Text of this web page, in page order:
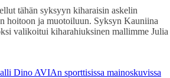
tähän syksyyn kiharaisin askelin
hoitoon ja muotoiluun. Syksyn Kauniina
valikoitui kiharahiuksinen mallimme Julia
Dino AVIAn sporttisissa mainoskuvissa